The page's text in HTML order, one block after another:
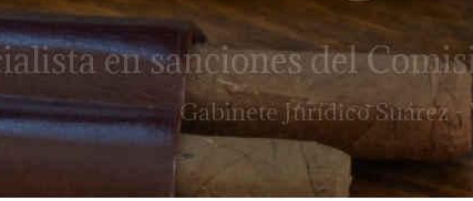
en sanciones del
Gabinete Jurídico Suárez -